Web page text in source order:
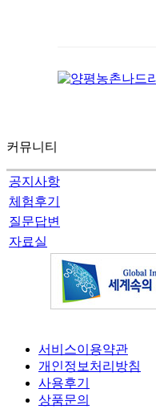
커뮤니티
공지사항
체험후기
질문답변
자료실
서비스이용약관
개인정보처리방침
사용후기
상품문의